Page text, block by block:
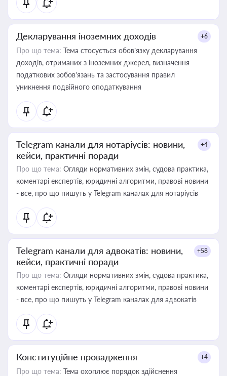
Декларування іноземних доходів +6
Про що тема: Тема стосується обов’язку декларування
доходів, отриманих з іноземних джерел, визначення
податкових зобов’язань та застосування правил
уникнення подвійного оподаткування
Telegram канали для нотаріусів: новини,
кейси, практичні поради
+4
Про що тема: Огляди нормативних змін, судова практика,
коментарі експертів, юридичні алгоритми, правові новини
- все, про що пишуть у Telegram каналах для нотаріусів
Telegram канали для адвокатів: новини,
кейси, практичні поради
+58
Про що тема: Огляди нормативних змін, судова практика,
коментарі експертів, юридичні алгоритми, правові новини
- все, про що пишуть у Telegram каналах для адвокатів
Конституційне провадження +4
Про що тема: Тема охоплює порядок здійснення